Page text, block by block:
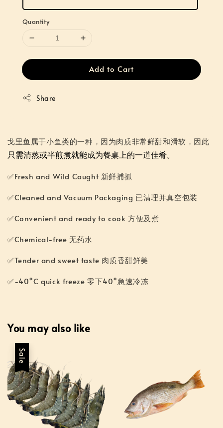
Quantity
Add to Cart
Share
戈里鱼属于小鱼类的一种，因为肉质非常鲜甜和滑软，因此
只需清蒸或半煎煮就能成为餐桌上的一道佳肴。
✅Fresh and Wild Caught 新鲜捕抓
✅Cleaned and Vacuum Packaging 已清理并真空包装
✅Convenient and ready to cook 方便及煮
✅Chemical-free 无药水
✅Tender and sweet taste 肉质香甜鲜美
✅-40°C quick freeze 零下40°急速冷冻
You may also like
Sale